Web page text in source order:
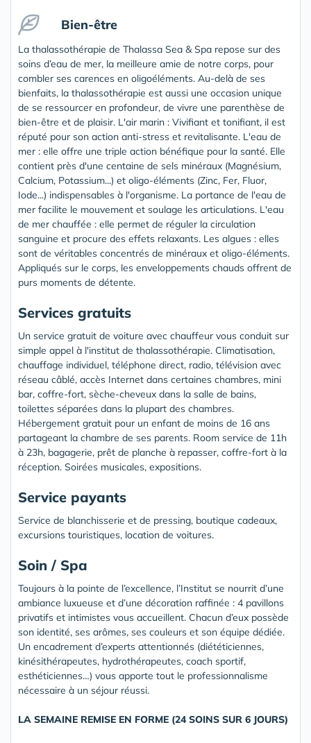
Bien-être
La thalassothérapie de Thalassa Sea & Spa repose sur des
soins d’eau de mer, la meilleure amie de notre corps, pour
combler ses carences en oligoéléments. Au-delà de ses
bienfaits, la thalassothérapie est aussi une occasion unique
de se ressourcer en profondeur, de vivre une parenthèse de
bien-être et de plaisir. L'air marin : Vivifiant et tonifiant, il est
réputé pour son action anti-stress et revitalisante. L'eau de
mer : elle offre une triple action bénéfique pour la santé. Elle
contient près d'une centaine de sels minéraux (Magnésium,
Calcium, Potassium...) et oligo-éléments (Zinc, Fer, Fluor,
Iode...) indispensables à l'organisme. La portance de l'eau de
mer facilite le mouvement et soulage les articulations. L'eau
de mer chauffée : elle permet de réguler la circulation
sanguine et procure des effets relaxants. Les algues : elles
sont de véritables concentrés de minéraux et oligo-éléments.
Appliqués sur le corps, les enveloppements chauds offrent de
purs moments de détente.
Services gratuits
Un service gratuit de voiture avec chauffeur vous conduit sur
simple appel à l'institut de thalassothérapie. Climatisation,
chauffage individuel, téléphone direct, radio, télévision avec
réseau câblé, accès Internet dans certaines chambres, mini
bar, coffre-fort, sèche-cheveux dans la salle de bains,
toilettes séparées dans la plupart des chambres.
Hébergement gratuit pour un enfant de moins de 16 ans
partageant la chambre de ses parents. Room service de 11h
à 23h, bagagerie, prêt de planche à repasser, coffre-fort à la
réception. Soirées musicales, expositions.
Service payants
Service de blanchisserie et de pressing, boutique cadeaux,
excursions touristiques, location de voitures.
Soin / Spa
Toujours à la pointe de l’excellence, l’Institut se nourrit d’une
ambiance luxueuse et d’une décoration raffinée : 4 pavillons
privatifs et intimistes vous accueillent. Chacun d’eux possède
son identité, ses arômes, ses couleurs et son équipe dédiée.
Un encadrement d’experts attentionnés (diététiciennes,
kinésithérapeutes, hydrothérapeutes, coach sportif,
esthéticiennes…) vous apporte tout le professionnalisme
nécessaire à un séjour réussi.
LA SEMAINE REMISE EN FORME (24 SOINS SUR 6 JOURS)